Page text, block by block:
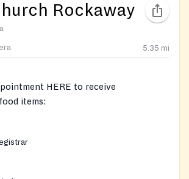
Rockaway
5.35 mi
HERE to receive
items: